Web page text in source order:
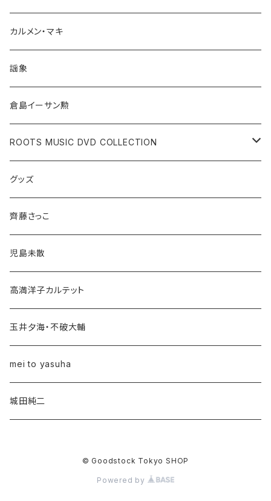
カルメン・マキ
謡象
倉島イーサン勲
ROOTS MUSIC DVD COLLECTION
遠藤賢司
頭脳警察
なぎら健壱
高田渡
中川五郎
早川義夫
佐渡山豊
グッズ
齊藤さっこ
児島未散
高満洋子カルテット
玉井夕海・不破大輔
mei to yasuha
城田純二
© Goodstock Tokyo SHOP
Powered by